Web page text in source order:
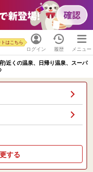
ログイン
はこちら
履歴 メニュー
)近くの温泉、日帰り温泉、スーパ
する